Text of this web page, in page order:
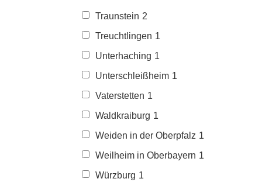
Traunstein 2
Treuchtlingen 1
Unterhaching 1
Unterschleißheim 1
Vaterstetten 1
Waldkraiburg 1
Weiden in der Oberpfalz 1
Weilheim in Oberbayern 1
Würzburg 1